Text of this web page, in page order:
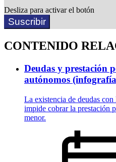
Desliza para activar el botón
Suscribir
CONTENIDO
Deudas y prestación
autónomos
La existencia de deudas
impide cobrar la prestación
menor.